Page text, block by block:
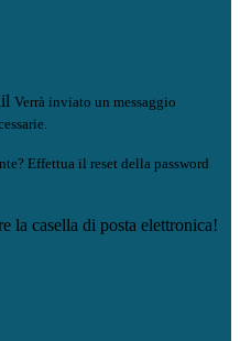
Verrà inviato un messaggio
Effettua il reset della password
la casella di posta elettronica!